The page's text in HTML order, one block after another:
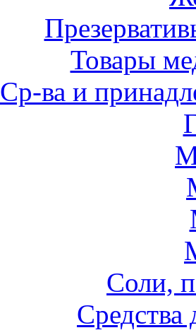
Товары
Ср-ва и
Соли,